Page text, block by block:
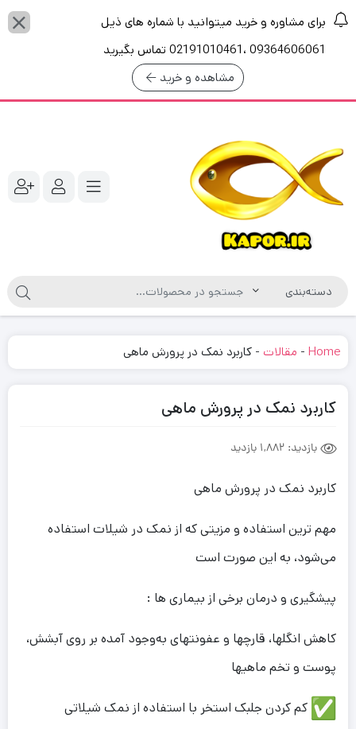
برای مشاوره و خرید میتوانید با شماره های ذیل
09364606061 ،02191010461 تماس بگیرید
مشاهده و خرید
Home
- مقالات - کاربرد نمک در پرورش ماهی
کاربرد نمک در پرورش ماهی
بازدید: 1,882 بازدید
کاربرد نمک در پرورش ماهی
مهم‌ ترین استفاده و مزیتی که از نمک در شیلات استفاده
می‌شود، به این صورت است
پیشگیری و درمان برخی از بیماری‎ ها :
کاهش انگل‎ها، قارچ‎ها و عفونت‎های به‌وجود آمده بر روی آبشش،
پوست و تخم ماهی‎ها
کم کردن جلبک استخر با استفاده از نمک شیلاتی